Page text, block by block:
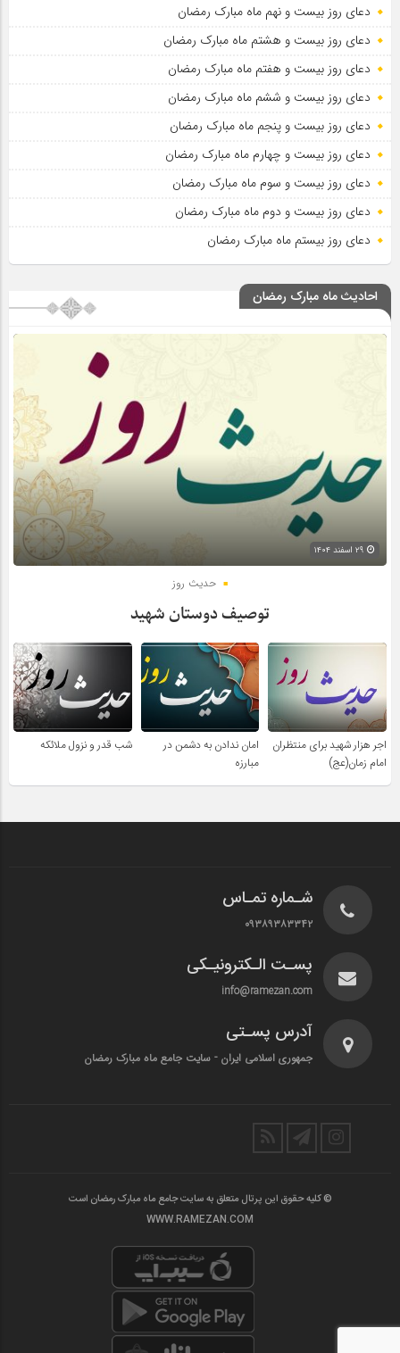
دعای روز بیست و نهم ماه مبارک رمضان
دعای روز بیست و هشتم ماه مبارک رمضان
دعای روز بیست و هفتم ماه مبارک رمضان
دعای روز بیست و ششم ماه مبارک رمضان
دعای روز بیست و پنجم ماه مبارک رمضان
دعای روز بیست و چهارم ماه مبارک رمضان
دعای روز بیست و سوم ماه مبارک رمضان
دعای روز بیست و دوم ماه مبارک رمضان
دعای روز بیستم ماه مبارک رمضان
احادیث ماه مبارک رمضان
حدیث روز
توصیف دوستان شهید
اجر هزار شهید برای منتظران
امام زمان(عج)
امان ندادن به دشمن در
مبارزه
شب قدر و نزول ملائکه
شـماره تمـاس
۰۹۳۸۹۳۸۳۳۴۲
پسـت الـکترونیـکی
info@ramezan.com
آدرس پسـتی
جمهوری اسلامی ایران - سایت جامع ماه مبارک رمضان
© کلیه حقوق این پرتال متعلق به سایت جامع ماه مبارک رمضان است
WWW.RAMEZAN.COM